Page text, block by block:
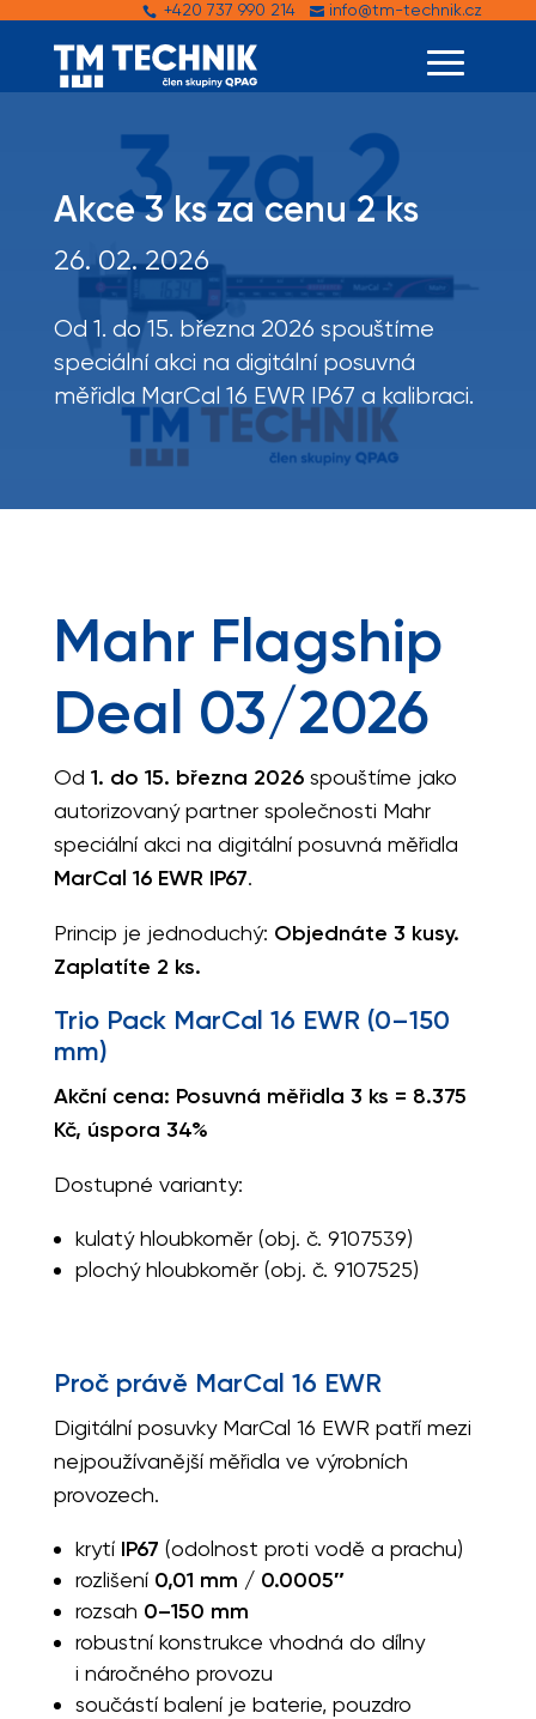
+420 737 990 214 info@tm-technik.cz
Akce 3 ks za cenu 2 ks
26. 02. 2026
Od 1. do 15. března 2026 spouštíme
speciální akci na digitální posuvná
měřidla MarCal 16 EWR IP67 a kalibraci.
Mahr Flagship
Deal 03/2026
Od 1. do 15. března 2026spouštíme jako
autorizovaný partner společnosti Mahr
speciální akci na digitální posuvná měřidla
MarCal 16 EWR IP67.
Princip je jednoduchý: Objednáte 3 kusy.
Zaplatíte 2 ks.
Trio Pack MarCal 16 EWR (0–150
mm)
Akční cena: Posuvná měřidla 3 ks = 8.375
Kč, úspora 34%
Dostupné varianty:
kulatý hloubkoměr (obj. č. 9107539)
plochý hloubkoměr (obj. č. 9107525)
Proč právě MarCal 16 EWR
Digitální posuvky MarCal 16 EWR patří mezi
nejpoužívanější měřidla ve výrobních
provozech.
krytí IP67 (odolnost proti vodě a prachu)
rozlišení 0,01 mm / 0.0005″
rozsah 0–150 mm
robustní konstrukce vhodná do dílny
i náročného provozu
součástí balení je baterie, pouzdro